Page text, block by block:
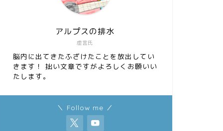
虚言氏
アルプスの排水
脳内に出てきたふざけたことを放出してい
きます！ 拙い文章ですがよろしくお願いい
たします。
＼ Follow me ／